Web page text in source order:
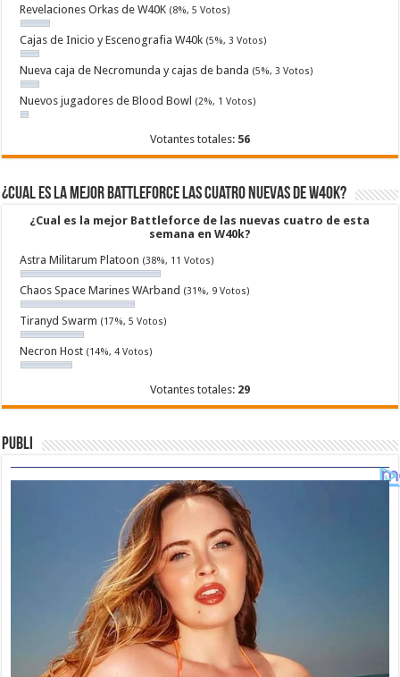
Revelaciones Orkas de W40K (8%, 5 Votos)
Cajas de Inicio y Escenografia W40k (5%, 3 Votos)
Nueva caja de Necromunda y cajas de banda (5%, 3 Votos)
Nuevos jugadores de Blood Bowl (2%, 1 Votos)
Votantes totales: 56
¿Cual es la mejor Battleforce las cuatro nuevas de W40k?
¿Cual es la mejor Battleforce de las nuevas cuatro de esta
semana en W40k?
Astra Militarum Platoon (38%, 11 Votos)
Chaos Space Marines WArband (31%, 9 Votos)
Tiranyd Swarm (17%, 5 Votos)
Necron Host (14%, 4 Votos)
Votantes totales: 29
Publi